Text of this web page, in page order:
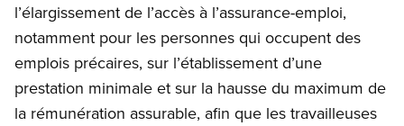
l’élargissement de l’accès à l’assurance-emploi,
notamment pour les personnes qui occupent des
emplois précaires, sur l’établissement d’une
prestation minimale et sur la hausse du maximum de
la rémunération assurable, afin que les travailleuses